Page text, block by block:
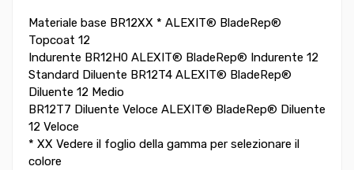
Materiale base BR12XX * ALEXIT® BladeRep®
Topcoat 12
Indurente BR12H0 ALEXIT® BladeRep® Indurente 12
Standard Diluente BR12T4 ALEXIT® BladeRep®
Diluente 12 Medio
BR12T7 Diluente Veloce ALEXIT® BladeRep® Diluente
12 Veloce
* XX Vedere il foglio della gamma per selezionare il
colore